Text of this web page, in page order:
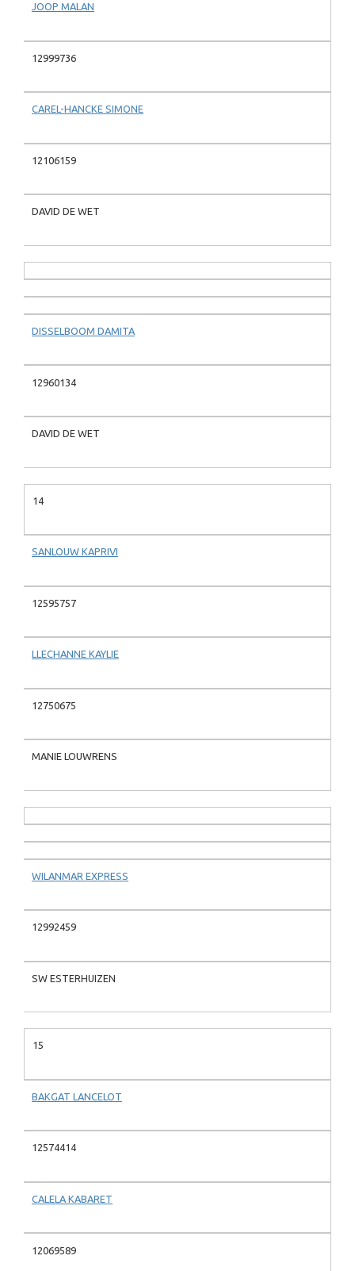
JOOP MALAN
12999736
CAREL-HANCKE SIMONE
12106159
DAVID DE WET
DISSELBOOM DAMITA
12960134
DAVID DE WET
14
SANLOUW KAPRIVI
12595757
LLECHANNE KAYLIE
12750675
MANIE LOUWRENS
WILANMAR EXPRESS
12992459
SW ESTERHUIZEN
15
BAKGAT LANCELOT
12574414
CALELA KABARET
12069589